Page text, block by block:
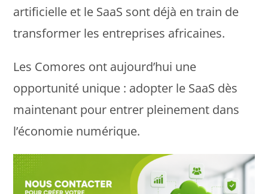
artificielle et le SaaS sont déjà en train de
transformer les entreprises africaines.
Les Comores ont aujourd’hui une
opportunité unique : adopter le SaaS dès
maintenant pour entrer pleinement dans
l’économie numérique.